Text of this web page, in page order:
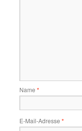
Name *
E-Mail-Adresse *